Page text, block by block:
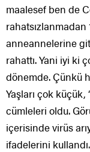
maalesef ben de
anneannelerine
rahattı. Yani iyi ki
dönemde. Çünkü
Yaşları çok küçük,
cümleleri oldu.
içerisinde virüs
ifadelerini kullandı.